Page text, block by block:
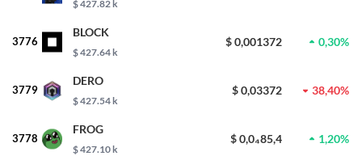
$ 427.82 k
3776
BLOCK
$ 427.64 k
$ 0,001372 0,30%
3779
DERO
$ 427.54 k
$ 0,03372 38,40%
3778
FROG
$ 427.10 k
$ 0,0₄85,4 1,20%